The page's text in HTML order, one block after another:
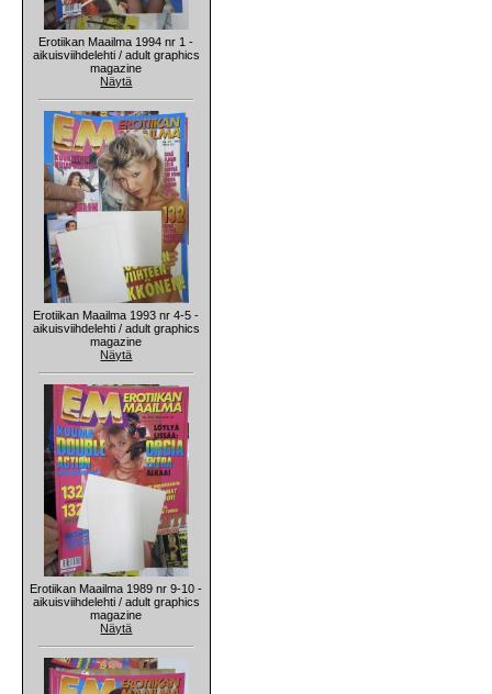
Erotiikan Maailma 1994 nr 1 -
aikuisviihdelehti / adult graphics
magazine
Näytä
Erotiikan Maailma 1993 nr 4-5 -
aikuisviihdelehti / adult graphics
magazine
Näytä
Erotiikan Maailma 1989 nr 9-10 -
aikuisviihdelehti / adult graphics
magazine
Näytä